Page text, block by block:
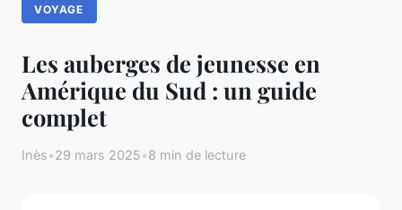
VOYAGE
Les auberges de jeunesse en
Amérique du Sud : un guide
complet
Inès•29 mars 2025•8 min de lecture